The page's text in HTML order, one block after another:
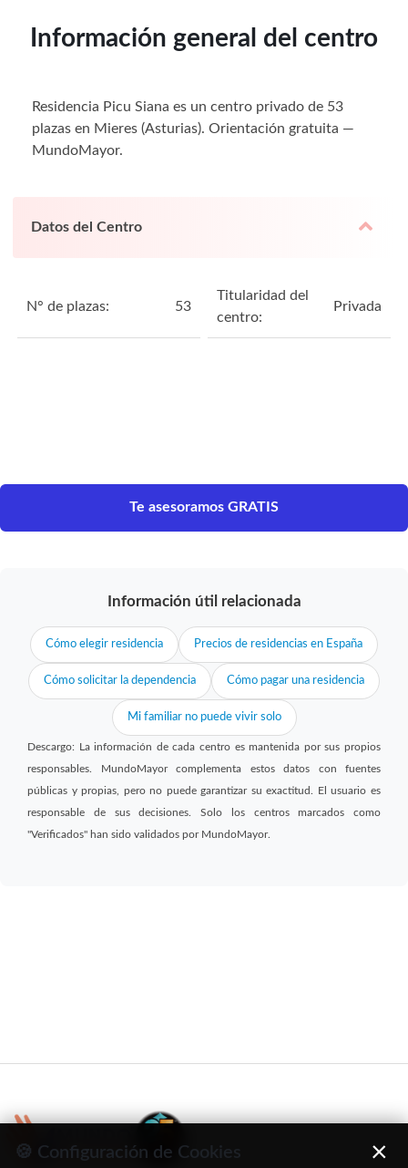
Información general del centro
Residencia Picu Siana es un centro privado de 53
plazas en Mieres (Asturias). Orientación gratuita —
MundoMayor.
Datos del Centro
N° de plazas: 53
Titularidad del
centro:
Privada
Te asesoramos GRATIS
Información útil relacionada
Cómo elegir residencia Precios de residencias en España
Cómo solicitar la dependencia Cómo pagar una residencia
Mi familiar no puede vivir solo
Descargo: La información de cada centro es mantenida por sus propios
responsables. MundoMayor complementa estos datos con fuentes
públicas y propias, pero no puede garantizar su exactitud. El usuario es
responsable de sus decisiones. Solo los centros marcados como
"Verificados" han sido validados por MundoMayor.
🍪 Configuración de Cookies ×